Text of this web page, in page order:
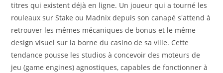
titres qui existent déjà en ligne. Un joueur qui a tourné les
rouleaux sur Stake ou Madnix depuis son canapé s'attend à
retrouver les mêmes mécaniques de bonus et le même
design visuel sur la borne du casino de sa ville. Cette
tendance pousse les studios à concevoir des moteurs de
jeu (game engines) agnostiques, capables de fonctionner à